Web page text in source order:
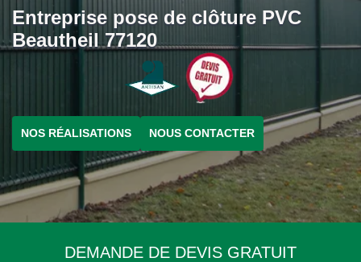
Entreprise pose de clôture PVC
Beautheil 77120
NOS RÉALISATIONS NOUS CONTACTER
DEMANDE DE DEVIS GRATUIT